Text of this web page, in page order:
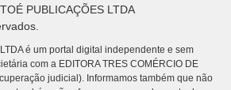
PUBLICAÇÕES LTDA
é um portal digital independente e sem
com a EDITORA TRES COMÉRCIO DE
judicial). Informamos também que não